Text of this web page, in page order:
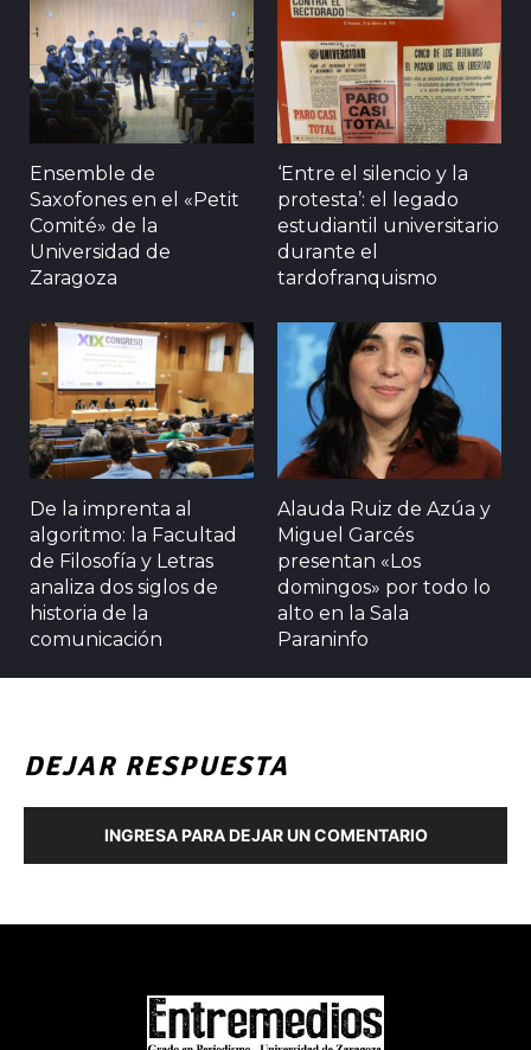
Ensemble de
Saxofones en el «Petit
Comité» de la
Universidad de
Zaragoza
‘Entre el silencio y la
protesta’: el legado
estudiantil universitario
durante el
tardofranquismo
De la imprenta al
algoritmo: la Facultad
de Filosofía y Letras
analiza dos siglos de
historia de la
comunicación
Alauda Ruiz de Azúa y
Miguel Garcés
presentan «Los
domingos» por todo lo
alto en la Sala
Paraninfo
DEJAR RESPUESTA
INGRESA PARA DEJAR UN COMENTARIO